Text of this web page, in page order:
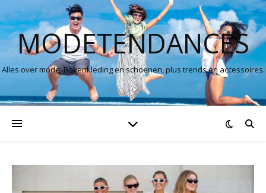
MODETENDANCES
Alles over mode. Bovenkleding en schoenen, plus trends en accessoires.